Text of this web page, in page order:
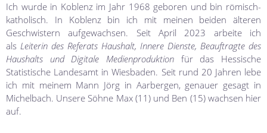
Ich wurde in Koblenz im Jahr 1968 geboren und bin römisch-
katholisch. In Koblenz bin ich mit meinen beiden älteren
Geschwistern aufgewachsen. Seit April 2023 arbeite ich
als Leiterin des Referats Haushalt, Innere Dienste, Beauftragte des
Haushalts und Digitale Medienproduktion für das Hessische
Statistische Landesamt in Wiesbaden. Seit rund 20 Jahren lebe
ich mit meinem Mann Jörg in Aarbergen, genauer gesagt in
Michelbach. Unsere Söhne Max (11) und Ben (15) wachsen hier
auf.